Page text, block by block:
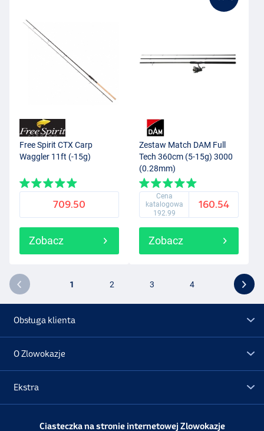
Free Spirit CTX Carp
Waggler 11ft (-15g)
709.50
Zobacz
Zestaw Match DAM Full
Tech 360cm (5-15g) 3000
(0.28mm)
Cena
katalogowa
192.99
160.54
Zobacz
1 2 3 4
Obsługa klienta
O Zlowokazje
Ekstra
Promocje
Ciasteczka na stronie internetowej Zlowokazje